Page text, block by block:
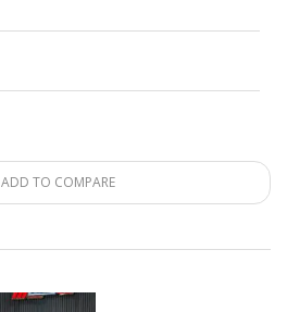
ADD TO COMPARE